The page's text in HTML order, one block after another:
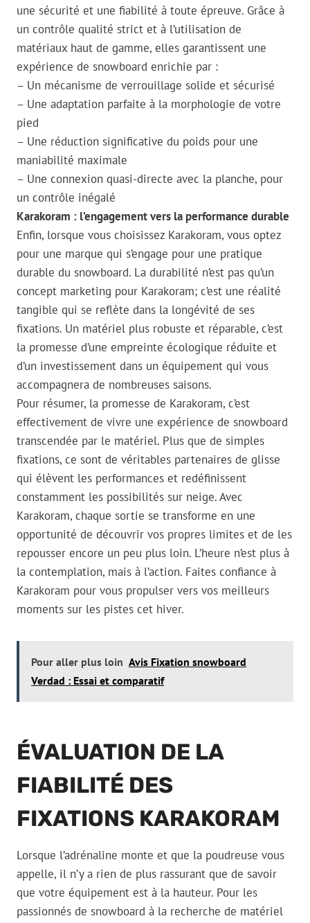
une sécurité et une fiabilité à toute épreuve. Grâce à
un contrôle qualité strict et à l’utilisation de
matériaux haut de gamme, elles garantissent une
expérience de snowboard enrichie par :
– Un mécanisme de verrouillage solide et sécurisé
– Une adaptation parfaite à la morphologie de votre
pied
– Une réduction significative du poids pour une
maniabilité maximale
– Une connexion quasi-directe avec la planche, pour
un contrôle inégalé
Karakoram : l’engagement vers la performance durable
Enfin, lorsque vous choisissez Karakoram, vous optez
pour une marque qui s’engage pour une pratique
durable du snowboard. La durabilité n’est pas qu’un
concept marketing pour Karakoram; c’est une réalité
tangible qui se reflète dans la longévité de ses
fixations. Un matériel plus robuste et réparable, c’est
la promesse d’une empreinte écologique réduite et
d’un investissement dans un équipement qui vous
accompagnera de nombreuses saisons.
Pour résumer, la promesse de Karakoram, c’est
effectivement de vivre une expérience de snowboard
transcendée par le matériel. Plus que de simples
fixations, ce sont de véritables partenaires de glisse
qui élèvent les performances et redéfinissent
constamment les possibilités sur neige. Avec
Karakoram, chaque sortie se transforme en une
opportunité de découvrir vos propres limites et de les
repousser encore un peu plus loin. L’heure n’est plus à
la contemplation, mais à l’action. Faites confiance à
Karakoram pour vous propulser vers vos meilleurs
moments sur les pistes cet hiver.
Pour aller plus loin Avis Fixation snowboard
Verdad : Essai et comparatif
ÉVALUATION DE LA
FIABILITÉ DES
FIXATIONS KARAKORAM
Lorsque l’adrénaline monte et que la poudreuse vous
appelle, il n’y a rien de plus rassurant que de savoir
que votre équipement est à la hauteur. Pour les
passionnés de snowboard à la recherche de matériel